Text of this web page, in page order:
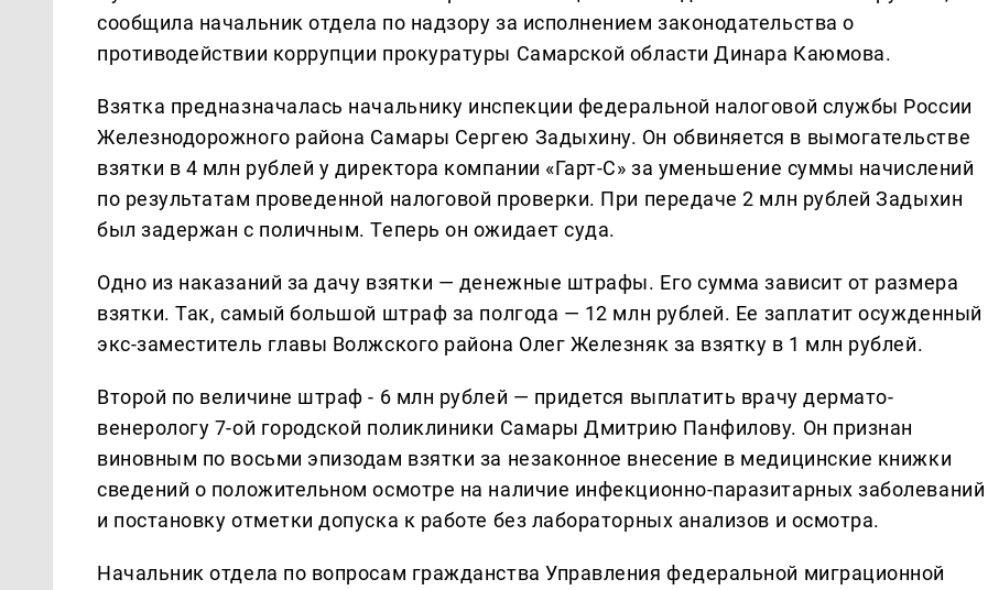
сообщила начальник отдела по надзору за исполнением законодательства о
противодействии коррупции прокуратуры Самарской области Динара Каюмова.
Взятка предназначалась начальнику инспекции федеральной налоговой службы России
Железнодорожного района Самары Сергею Задыхину. Он обвиняется в вымогательстве
взятки в 4 млн рублей у директора компании «Гарт-С» за уменьшение суммы начислений
по результатам проведенной налоговой проверки. При передаче 2 млн рублей Задыхин
был задержан с поличным. Теперь он ожидает суда.
Одно из наказаний за дачу взятки — денежные штрафы. Его сумма зависит от размера
взятки. Так, самый большой штраф за полгода — 12 млн рублей. Ее заплатит осужденный
экс-заместитель главы Волжского района Олег Железняк за взятку в 1 млн рублей.
Второй по величине штраф - 6 млн рублей — придется выплатить врачу дермато-
венерологу 7-ой городской поликлиники Самары Дмитрию Панфилову. Он признан
виновным по восьми эпизодам взятки за незаконное внесение в медицинские книжки
сведений о положительном осмотре на наличие инфекционно-паразитарных заболеваний
и постановку отметки допуска к работе без лабораторных анализов и осмотра.
Начальник отдела по вопросам гражданства Управления федеральной миграционной